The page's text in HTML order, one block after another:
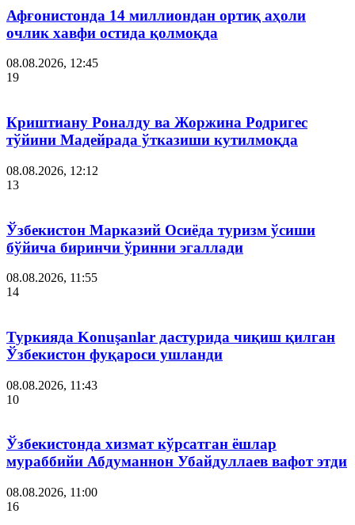
Афғонистонда 14 миллиондан ортиқ аҳоли
очлик хавфи остида қолмоқда
08.08.2026, 12:45
19
Криштиану Роналду ва Жоржина Родригес
тўйини Мадейрада ўтказиши кутилмоқда
08.08.2026, 12:12
13
Ўзбекистон Марказий Осиёда туризм ўсиши
бўйича биринчи ўринни эгаллади
08.08.2026, 11:55
14
Туркияда Konuşanlar дастурида чиқиш қилган
Ўзбекистон фуқароси ушланди
08.08.2026, 11:43
10
Ўзбекистонда хизмат кўрсатган ёшлар
мураббийи Абдуманнон Убайдуллаев вафот этди
08.08.2026, 11:00
16